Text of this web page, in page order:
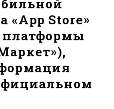
«App Store»